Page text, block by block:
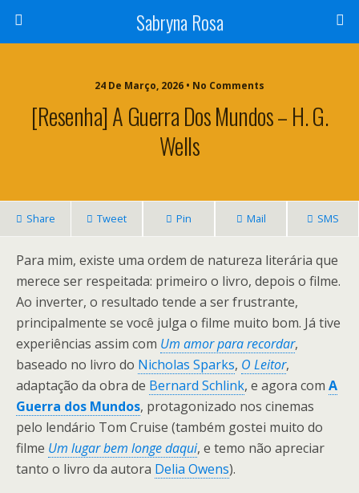
Sabryna Rosa
24 De Março, 2026 • No Comments
[Resenha] A Guerra Dos Mundos – H. G.
Wells
Share Tweet Pin Mail SMS
Para mim, existe uma ordem de natureza literária que
merece ser respeitada: primeiro o livro, depois o filme.
Ao inverter, o resultado tende a ser frustrante,
principalmente se você julga o filme muito bom. Já tive
experiências assim com Um amor para recordar,
baseado no livro do Nicholas Sparks, O Leitor,
adaptação da obra de Bernard Schlink, e agora com A
Guerra dos Mundos, protagonizado nos cinemas
pelo lendário Tom Cruise (também gostei muito do
filme Um lugar bem longe daqui, e temo não apreciar
tanto o livro da autora Delia Owens).